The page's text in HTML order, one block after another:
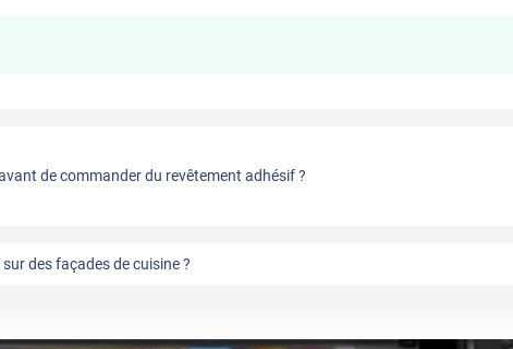
de commander du revêtement adhésif ?
des façades de cuisine ?